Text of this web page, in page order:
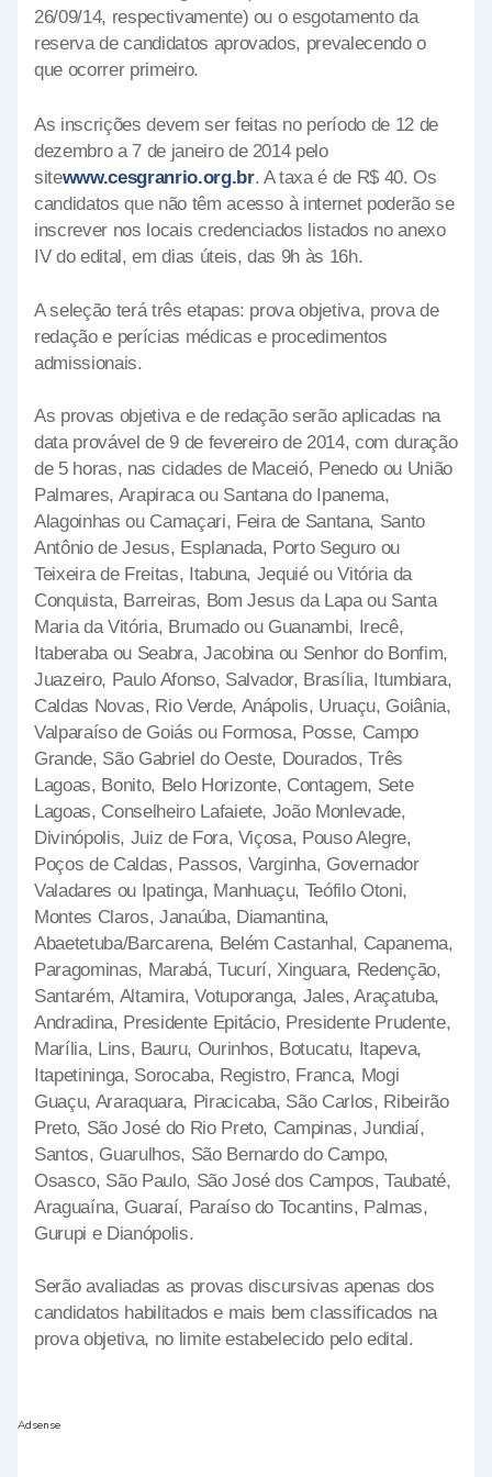
26/09/14, respectivamente) ou o esgotamento da
reserva de candidatos aprovados, prevalecendo o
que ocorrer primeiro.
As inscrições devem ser feitas no período de 12 de
dezembro a 7 de janeiro de 2014 pelo
sitewww.cesgranrio.org.br. A taxa é de R$ 40. Os
candidatos que não têm acesso à internet poderão se
inscrever nos locais credenciados listados no anexo
IV do edital, em dias úteis, das 9h às 16h.
A seleção terá três etapas: prova objetiva, prova de
redação e perícias médicas e procedimentos
admissionais.
As provas objetiva e de redação serão aplicadas na
data provável de 9 de fevereiro de 2014, com duração
de 5 horas, nas cidades de Maceió, Penedo ou União
Palmares, Arapiraca ou Santana do Ipanema,
Alagoinhas ou Camaçari, Feira de Santana, Santo
Antônio de Jesus, Esplanada, Porto Seguro ou
Teixeira de Freitas, Itabuna, Jequié ou Vitória da
Conquista, Barreiras, Bom Jesus da Lapa ou Santa
Maria da Vitória, Brumado ou Guanambi, Irecê,
Itaberaba ou Seabra, Jacobina ou Senhor do Bonfim,
Juazeiro, Paulo Afonso, Salvador, Brasília, Itumbiara,
Caldas Novas, Rio Verde, Anápolis, Uruaçu, Goiânia,
Valparaíso de Goiás ou Formosa, Posse, Campo
Grande, São Gabriel do Oeste, Dourados, Três
Lagoas, Bonito, Belo Horizonte, Contagem, Sete
Lagoas, Conselheiro Lafaiete, João Monlevade,
Divinópolis, Juiz de Fora, Viçosa, Pouso Alegre,
Poços de Caldas, Passos, Varginha, Governador
Valadares ou Ipatinga, Manhuaçu, Teófilo Otoni,
Montes Claros, Janaúba, Diamantina,
Abaetetuba/Barcarena, Belém Castanhal, Capanema,
Paragominas, Marabá, Tucurí, Xinguara, Redenção,
Santarém, Altamira, Votuporanga, Jales, Araçatuba,
Andradina, Presidente Epitácio, Presidente Prudente,
Marília, Lins, Bauru, Ourinhos, Botucatu, Itapeva,
Itapetininga, Sorocaba, Registro, Franca, Mogi
Guaçu, Araraquara, Piracicaba, São Carlos, Ribeirão
Preto, São José do Rio Preto, Campinas, Jundiaí,
Santos, Guarulhos, São Bernardo do Campo,
Osasco, São Paulo, São José dos Campos, Taubaté,
Araguaína, Guaraí, Paraíso do Tocantins, Palmas,
Gurupi e Dianópolis.
Serão avaliadas as provas discursivas apenas dos
candidatos habilitados e mais bem classificados na
prova objetiva, no limite estabelecido pelo edital.
Adsense